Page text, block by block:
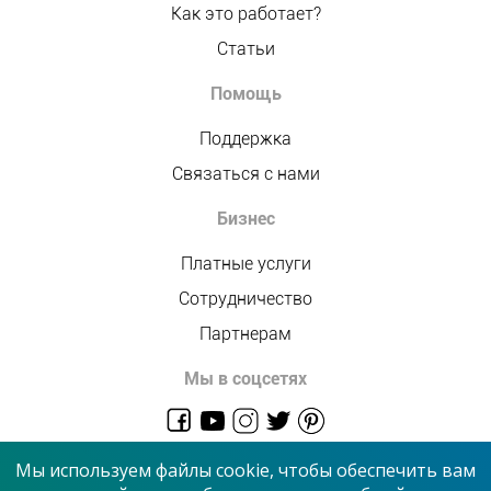
Как это работает?
Статьи
Помощь
Поддержка
Связаться с нами
Бизнес
Платные услуги
Сотрудничество
Партнерам
Мы в соцсетях
Мы используем файлы cookie, чтобы обеспечить вам